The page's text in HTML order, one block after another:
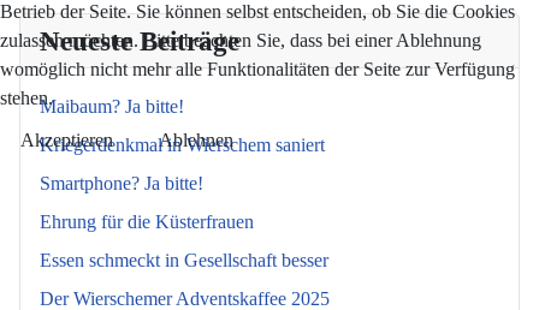
Neueste Beiträge
Maibaum? Ja bitte!
Kriegerdenkmal in Wierschem saniert
Smartphone? Ja bitte!
Ehrung für die Küsterfrauen
Essen schmeckt in Gesellschaft besser
Der Wierschemer Adventskaffee 2025
Betrieb der Seite. Sie können selbst entscheiden, ob Sie die Cookies
zulassen möchten. Bitte beachten Sie, dass bei einer Ablehnung
womöglich nicht mehr alle Funktionalitäten der Seite zur Verfügung
stehen.
Akzeptieren Ablehnen